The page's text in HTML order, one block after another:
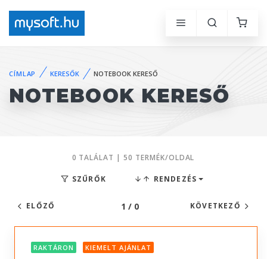
CÍMLAP KERESŐK NOTEBOOK KERESŐ
NOTEBOOK KERESŐ
0 TALÁLAT | 50 TERMÉK/OLDAL
SZŰRŐK RENDEZÉS
ELŐZŐ 1 / 0 KÖVETKEZŐ
RAKTÁRON KIEMELT AJÁNLAT